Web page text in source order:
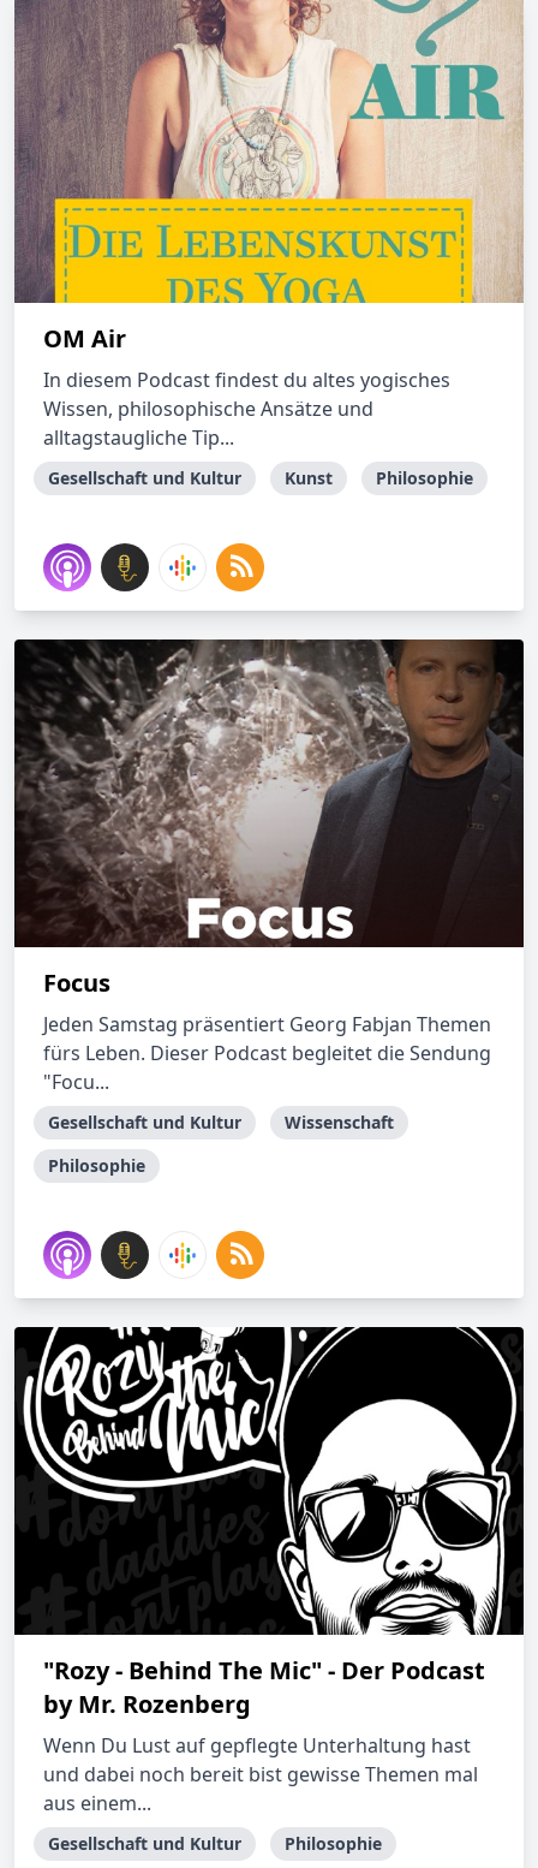
OM Air
In diesem Podcast findest du altes yogisches
Wissen, philosophische Ansätze und
alltagstaugliche Tip...
Gesellschaft und Kultur Kunst Philosophie
Focus
Jeden Samstag präsentiert Georg Fabjan Themen
fürs Leben. Dieser Podcast begleitet die Sendung
"Focu...
Gesellschaft und Kultur
Wissenschaft
Philosophie
"Rozy - Behind The Mic" - Der Podcast
by Mr. Rozenberg
Wenn Du Lust auf gepflegte Unterhaltung hast
und dabei noch bereit bist gewisse Themen mal
aus einem...
Gesellschaft und Kultur Philosophie